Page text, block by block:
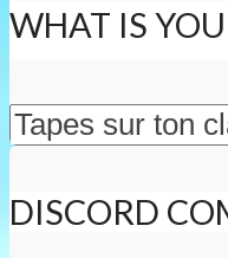
WHAT IS
DISCORD